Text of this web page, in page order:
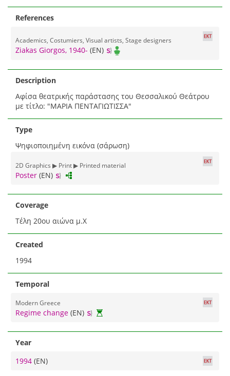
References
Academics, Costumiers, Visual artists, Stage designers
Ziakas Giorgos, 1940- (EN)
Description
Αφίσα θεατρικής παράστασης του Θεσσαλικού Θεάτρου
με τίτλο: "ΜΑΡΙΑ ΠΕΝΤΑΓΙΩΤΙΣΣΑ"
Type
Ψηφιοποιημένη εικόνα (σάρωση)
2D Graphics ▶ Print ▶ Printed material
Poster (EN)
Coverage
Τέλη 20ου αιώνα μ.Χ
Created
1994
Temporal
Modern Greece
Regime change (EN)
Year
1994 (EN)